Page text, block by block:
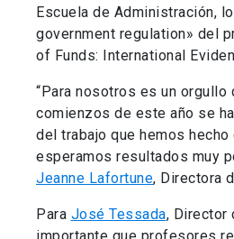
Escuela de Administración,
government regulation» del
of Funds: International
“Para nosotros es un
comienzos de este año se
del trabajo que hemos
esperamos resultados muy
Jeanne Lafortune, Directora
Para José Tessada, Director
importante que profesores